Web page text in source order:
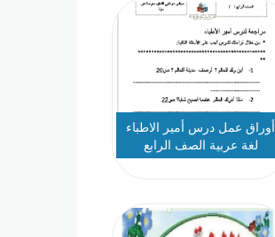
أوراق عمل درس أمير الاطباء
لغة عربية الصف الرابع